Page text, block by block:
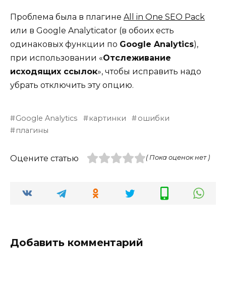
Проблема была в плагине All in One SEO Pack
или в Google Analyticator (в обоих есть
одинаковых функции по Google Analytics),
при использовании «Отслеживание
исходящих ссылок», чтобы исправить надо
убрать отключить эту опцию.
Google Analytics картинки
ошибки
плагины
Оцените статью ( Пока оценок нет )
Добавить комментарий